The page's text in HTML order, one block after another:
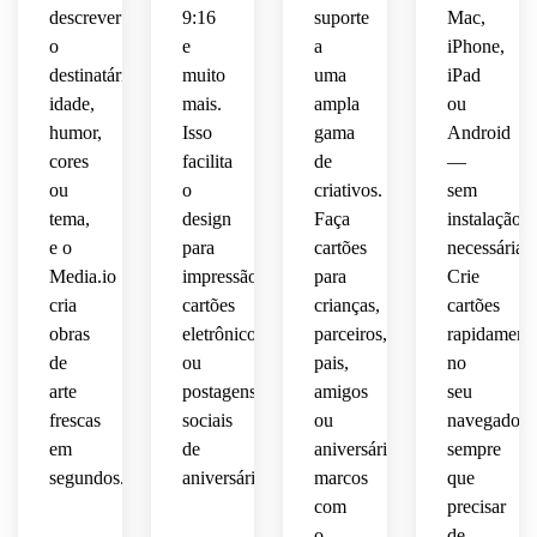
acabamento
elegante
inspirado
sociais
com
espaço
para
uma
mensagem
nítidos
design
divertido.
inspirados
brincalhães.
livro
do
e um
detalhado
para
saudação
de
detalhes
polidos
que
alegres
e
descrever
o
destinatário,
idade,
humor,
cores
ou
tema,
e o
Media.io
cria
obras
de
arte
frescas
em
segundos.
9:16
e
muito
mais.
Isso
facilita
o
design
para
impressão,
cartões
eletrônicos
ou
postagens
sociais
de
aniversário.
suporte
a
uma
ampla
gama
de
criativos.
Faça
cartões
para
crianças,
parceiros,
pais,
amigos
ou
aniversários
marcos
com
Mac,
iPhone,
iPad
ou
Android
—
sem
instalação
necessária.
Crie
cartões
no
seu
navegador
sempre
que
precisar